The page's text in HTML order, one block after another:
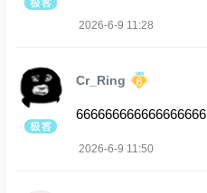
2026-6-9 11:28
Cr_Ring
666666666666666666
2026-6-9 11:50